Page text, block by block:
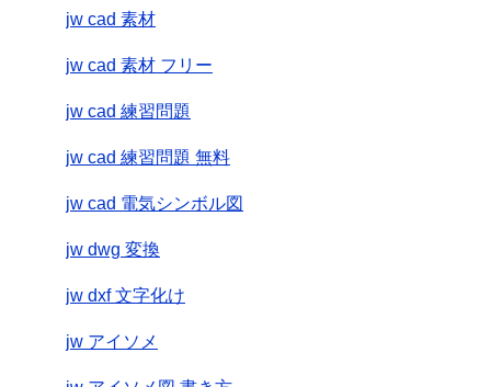
jw cad 素材
jw cad 素材 フリー
jw cad 練習問題
jw cad 練習問題 無料
jw cad 電気シンボル図
jw dwg 変換
jw dxf 文字化け
jw アイソメ